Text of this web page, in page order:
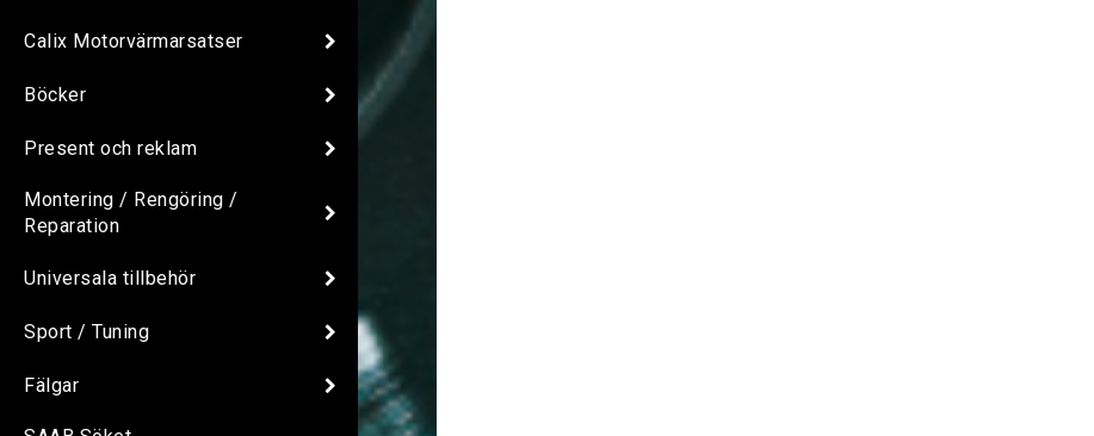
Calix Motorvärmarsatser
Böcker
Present och reklam
Montering / Rengöring /
Reparation
Universala tillbehör
Sport / Tuning
Fälgar